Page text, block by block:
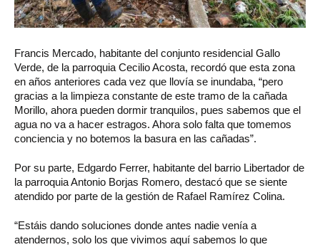
Francis Mercado, habitante del conjunto residencial Gallo
Verde, de la parroquia Cecilio Acosta, recordó que esta zona
en años anteriores cada vez que llovía se inundaba, “pero
gracias a la limpieza constante de este tramo de la cañada
Morillo, ahora pueden dormir tranquilos, pues sabemos que el
agua no va a hacer estragos. Ahora solo falta que tomemos
conciencia y no botemos la basura en las cañadas”.
Por su parte, Edgardo Ferrer, habitante del barrio Libertador de
la parroquia Antonio Borjas Romero, destacó que se siente
atendido por parte de la gestión de Rafael Ramírez Colina.
“Estáis dando soluciones donde antes nadie venía a
atendernos, solo los que vivimos aquí sabemos lo que